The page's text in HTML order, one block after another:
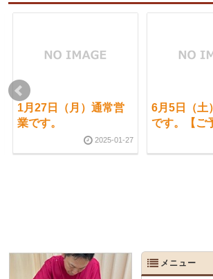
1月27日（月）通常営
業です。
2025-01-27
6月5日（土
です。【ご
メニュー